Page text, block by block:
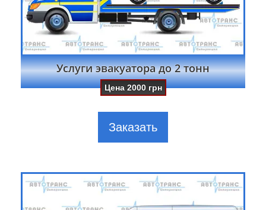
Услуги эвакуатора до 2 тонн
Цена2000 грн
Заказать